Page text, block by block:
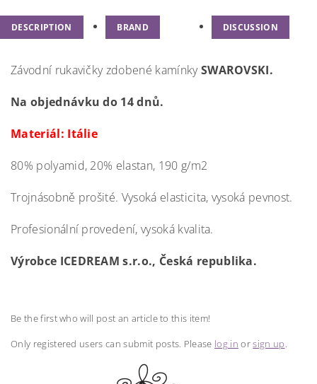
DESCRIPTION BRAND DISCUSSION
Závodní rukavičky zdobené kamínkySWAROVSKI.
Na objednávku do 14 dnů.
Materiál: Itálie
80% polyamid, 20% elastan, 190 g/m2
Trojnásobně prošité. Vysoká elasticita, vysoká pevnost.
Profesionální provedení, vysoká kvalita.
Výrobce ICEDREAM s.r.o., Česká republika.
Be the first who will post an article to this item!
Only registered users can submit posts. Please log in orsign up.